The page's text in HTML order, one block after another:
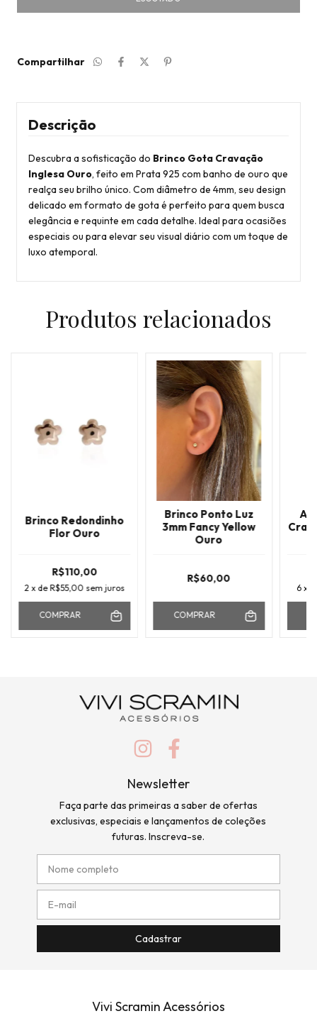
Compartilhar
Descrição
Descubra a sofisticação do Brinco Gota Cravação
Inglesa Ouro, feito em Prata 925 com banho de ouro que
realça seu brilho único. Com diâmetro de 4mm, seu design
delicado em formato de gota é perfeito para quem busca
elegância e requinte em cada detalhe. Ideal para ocasiões
especiais ou para elevar seu visual diário com um toque de
luxo atemporal.
Produtos relacionados
Brinco Redondinho
Flor Ouro
R$110,00
2 x de R$55,00 sem juros
COMPRAR
Brinco Ponto Luz
3mm Fancy Yellow
Ouro
R$60,00
COMPRAR
6 x
Newsletter
Faça parte das primeiras a saber de ofertas
exclusivas, especiais e lançamentos de coleções
futuras. Inscreva-se.
Vivi Scramin Acessórios